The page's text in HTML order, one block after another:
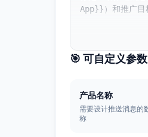
App}}）和推广
🎯 可自定义参
产品名称
需要设计推送消息的
称